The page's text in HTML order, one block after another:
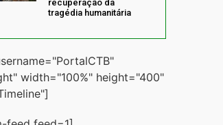
recuperação da
tragédia humanitária
width="100%" height="400"